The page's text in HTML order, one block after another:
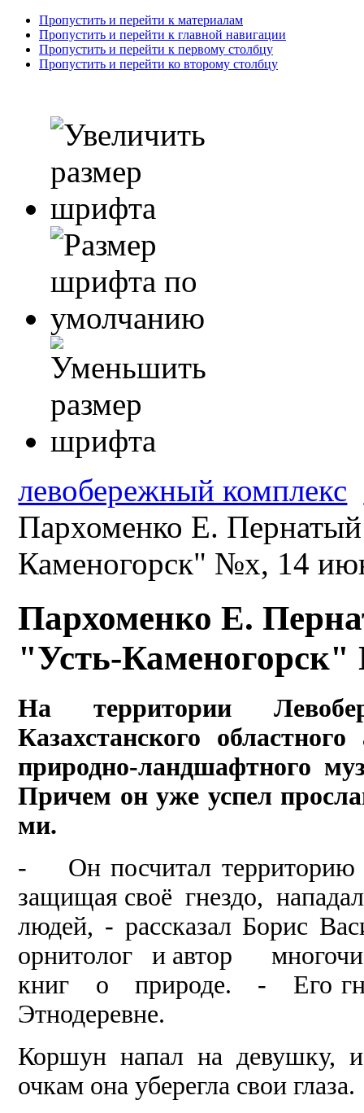
Пропустить и перейти к материалам
Пропустить и перейти к главной навигации
Пропустить и перейти к первому столбцу
Пропустить и перейти ко второму столбцу
левобережный комплекс
Пархоменко Е. Пернатый
Каменогорск" №х, 14
Пархоменко Е.
"Усть-
На территории
Казахстанского
областного
природно-ландшафтного
Причем он уже успел
ми.
- Он посчитал терри­торию
защищая своё гнездо,
людей, - рассказал Борис
орнитолог и автор
книг о природе. - Его
Этнодеревне.
Коршун напал на де­вушку, и
очкам она уберегла свои глаза.